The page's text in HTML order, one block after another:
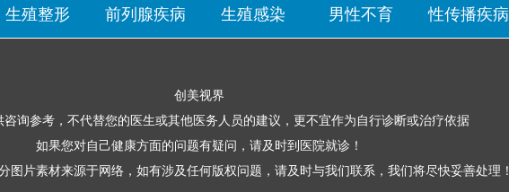
生殖整形 前列腺疾病 生殖感染 男性不育 性传播疾病
创美视界
咨询参考，不代替您的医生或其他医务人员的建议，更不宜作为自行诊断或治疗依据
如果您对自己健康方面的问题有疑问，请及时到医院就诊！
图片素材来源于网络，如有涉及任何版权问题，请及时与我们联系，我们将尽快妥善处理！